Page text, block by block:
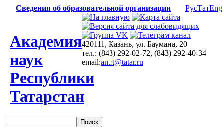
Сведения об образовательной организации РусТатEng
Академия
наук
Республики
Татарстан
420111, Казань, ул. Баумана, 20
тел.: (843) 292-02-72, (843) 292-40-34
email:an.rt@tatar.ru